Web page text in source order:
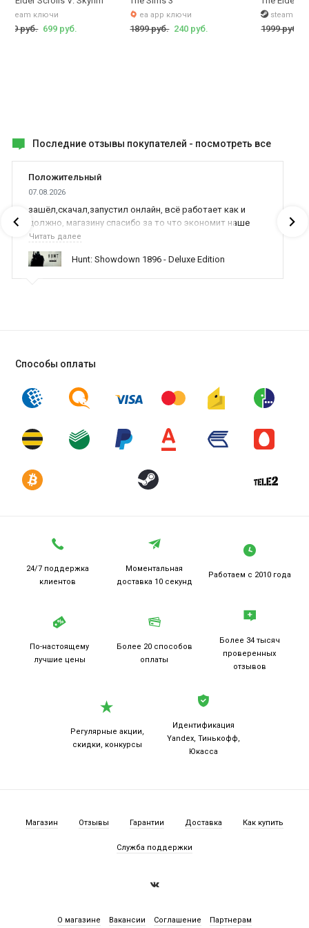
steam ключи
руб. 699 руб.
ea app ключи
1899 руб. 240 руб.
steam
1999 руб.
Последние отзывы покупателей - посмотреть все
Положительный
07.08.2026
зашёл,скачал,запустил онлайн, всё работает как и
должно, магазину спасибо за то что экономит наше
время,нервы и деньги, ребята вы красава оказываете
поддержку населению и походу из всех только вы и
оказываете помощь
Читать далее
Hunt: Showdown 1896 - Deluxe Edition
Способы оплаты
24/7 поддержка
клиентов
Моментальная
доставка 10 секунд
Работаем с 2010 года
По-настоящему
лучшие цены
Более 20 способов
оплаты
Более 34 тысяч
проверенных
отзывов
Регулярные акции,
скидки, конкурсы
Идентификация
Yandex, Тинькофф,
Юкасса
Магазин Отзывы Гарантии Доставка Как купить
Служба поддержки
О магазине Вакансии Соглашение Партнерам